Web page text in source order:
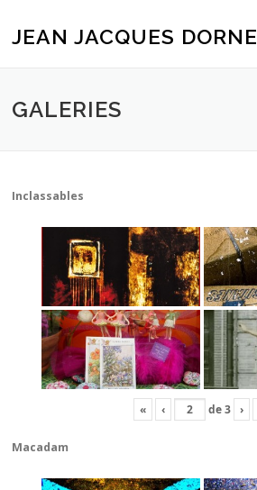
contenu
JEAN JACQUES DORNE
GALERIES
Inclassables
« ‹ de3 ›
Macadam